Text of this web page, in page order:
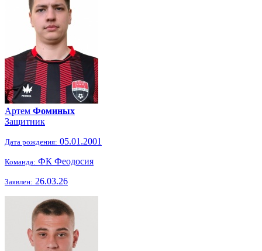
Артем Фоминых
Защитник
Дата рождения: 05.01.2001
Команда: ФК Феодосия
Заявлен: 26.03.26